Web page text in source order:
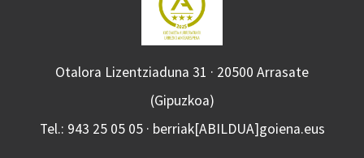
Otalora Lizentziaduna 31 · 20500 Arrasate
(Gipuzkoa)
Tel.: 943 25 05 05 · berriak[ABILDUA]goiena.eus